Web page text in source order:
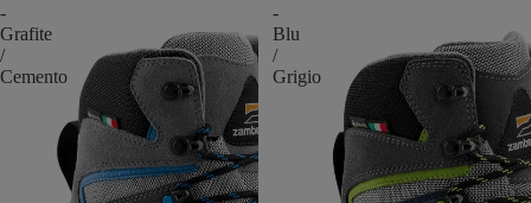
-
Grafite
/
Cemento
-
Blu
/
Grigio